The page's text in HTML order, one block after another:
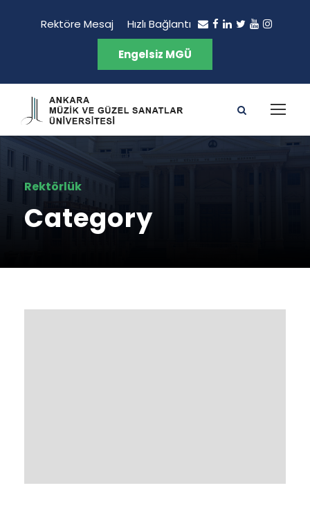
Rektöre Mesaj Hızlı Bağlantı
Engelsiz MGÜ
Rektörlük
Category